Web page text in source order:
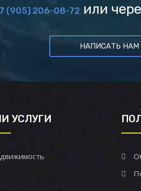
(905) 206-08-72 или
НАПИСАТЬ НАМ
УСЛУГИ